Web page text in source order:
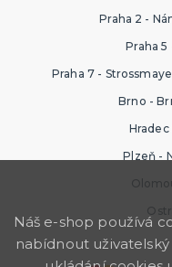
Praha 2 -
Praha 5
Praha 7 -
Brno -
Hradec
Plzeň -
Náš e-shop používá
nabídnout